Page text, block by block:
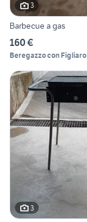
3
Barbecue a gas
160 €
Beregazzo con Figliaro
3